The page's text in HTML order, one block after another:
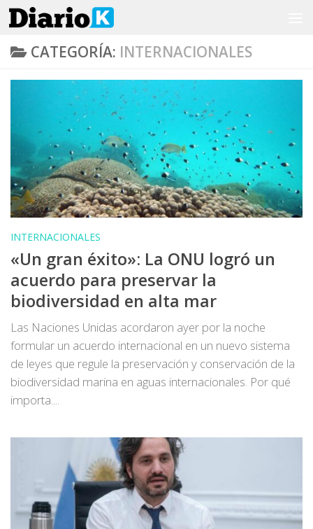
Saltar al contenido
CATEGORÍA: INTERNACIONALES
INTERNACIONALES
«Un gran éxito»: La ONU logró un
acuerdo para preservar la
biodiversidad en alta mar
Las Naciones Unidas acordaron ayer por la noche
formular un acuerdo internacional en un nuevo sistema
de leyes que regule la preservación y conservación de la
biodiversidad marina en aguas internacionales. Por qué
importa....